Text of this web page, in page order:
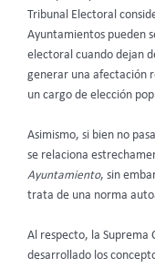
Tribunal Electoral
Ayuntamientos pueden
electoral cuando dejan
generar una afectación
un cargo de elección
Asimismo, si bien no
se relaciona
Ayuntamiento, sin
trata de una norma
Al respecto, la Suprema
desarrollado los